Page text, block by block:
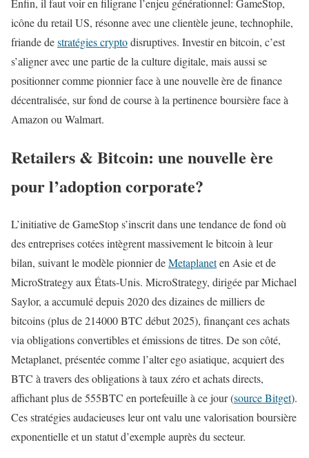
icône du retail US, résonne avec une clientèle jeune, technophile,
friande destratégies cryptodisruptives. Investir en bitcoin, c’est
s’aligner avec une partie de la culture digitale, mais aussi se
positionner comme pionnier face à une nouvelle ère de finance
décentralisée, sur fond de course à la pertinence boursière face à
Amazon ou Walmart.
Retailers & Bitcoin: une nouvelle ère
pour l’adoption corporate?
L’initiative de GameStop s’inscrit dans une tendance de fond où
des entreprises cotées intègrent massivement le bitcoin à leur
bilan, suivant le modèle pionnier deMetaplaneten Asie et de
MicroStrategy aux États-Unis. MicroStrategy, dirigée par Michael
Saylor, a accumulé depuis 2020 des dizaines de milliers de
bitcoins (plus de 214000 BTC début 2025), finançant ces achats
via obligations convertibles et émissions de titres. De son côté,
Metaplanet, présentée comme l’alter ego asiatique, acquiert des
BTC à travers des obligations à taux zéro et achats directs,
affichant plus de 555BTC en portefeuille à ce jour (source Bitget).
Ces stratégies audacieuses leur ont valu une valorisation boursière
exponentielle et un statut d’exemple auprès du secteur.